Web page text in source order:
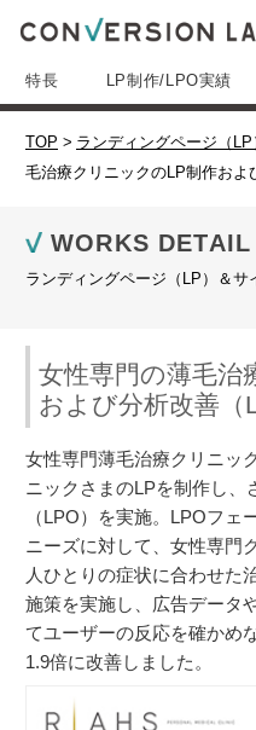
特長 LP制作/LPO実績
TOP > ランディングページ（
毛治療クリニックのLP制作およ
WORKS DETAIL
ランディングページ（LP）＆サ
女性専門の薄毛治
および分析改善（
女性専門薄毛治療クリニッ
ニックさまのLPを制作し、
（LPO）を実施。LPOフ
ニーズに対して、女性専門
人ひとりの症状に合わせた
施策を実施し、広告データ
てユーザーの反応を確かめ
1.9倍に改善しました。